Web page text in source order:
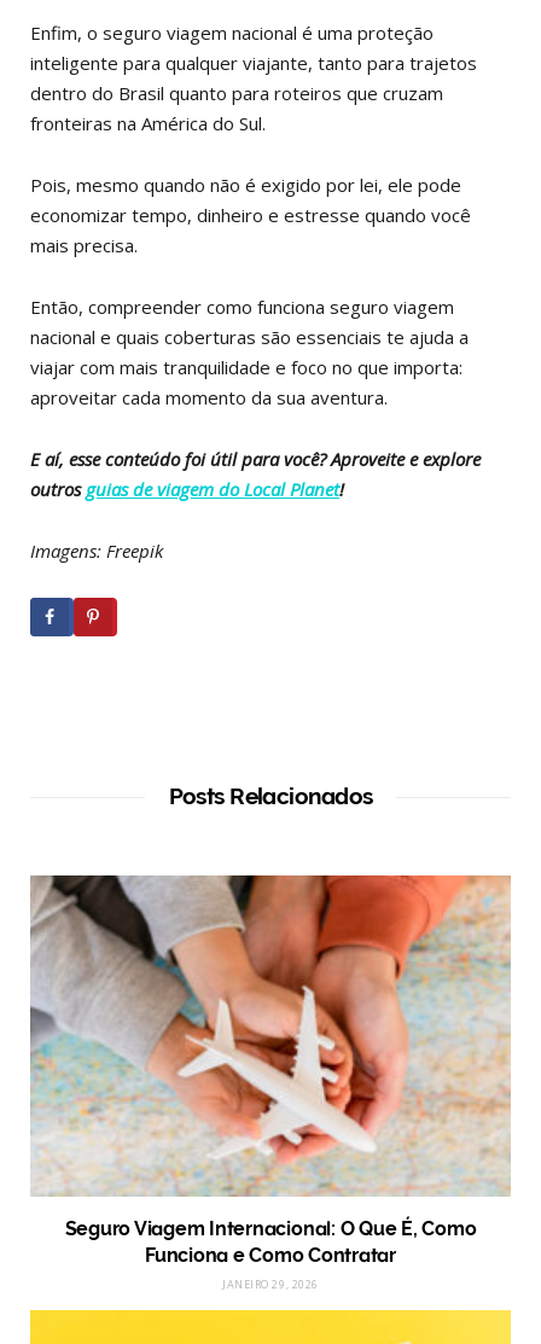
Enfim, o seguro viagem nacional é uma proteção
inteligente para qualquer viajante, tanto para trajetos
dentro do Brasil quanto para roteiros que cruzam
fronteiras na América do Sul.
Pois, mesmo quando não é exigido por lei, ele pode
economizar tempo, dinheiro e estresse quando você
mais precisa.
Então, compreender como funciona seguro viagem
nacional e quais coberturas são essenciais te ajuda a
viajar com mais tranquilidade e foco no que importa:
aproveitar cada momento da sua aventura.
E aí, esse conteúdo foi útil para você? Aproveite e explore
outrosguias de viagem do Local Planet!
Imagens: Freepik
Posts Relacionados
Seguro Viagem Internacional: O Que É, Como
Funciona e Como Contratar
JANEIRO 29, 2026